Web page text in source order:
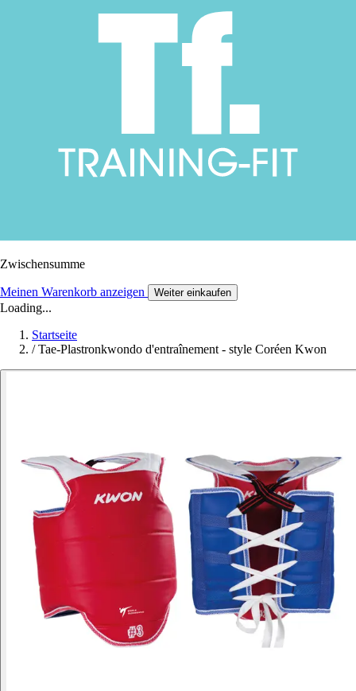
Zwischensumme
Meinen Warenkorb anzeigen Weiter einkaufen
Loading...
Startseite
/ Tae-Plastronkwondo d'entraînement - style Coréen Kwon